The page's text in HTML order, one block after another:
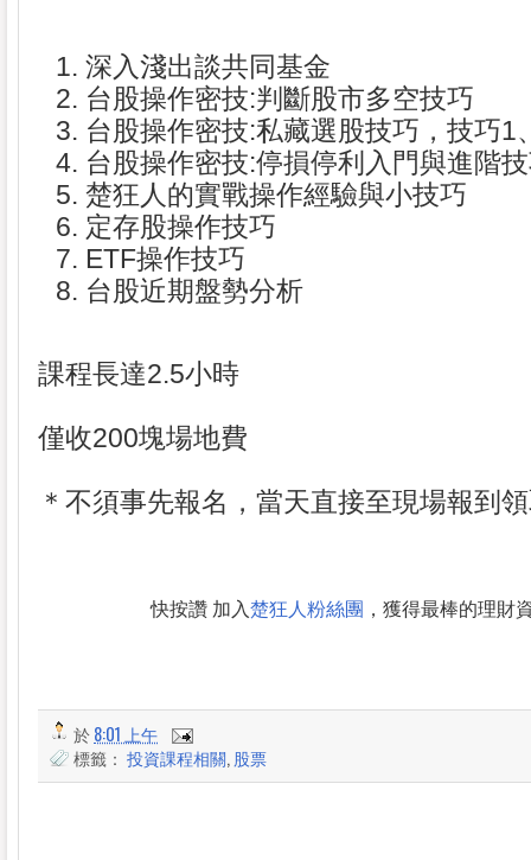
深入淺出談共同基金
台股操作密技:判斷股市多空技巧
台股操作密技:私藏選股技巧，技巧1
台股操作密技:停損停利入門與進階
楚狂人的實戰操作經驗與小技巧
定存股操作技巧
ETF操作技巧
台股近期盤勢分析
課程長達2.5小時
僅收200塊場地費
＊不須事先報名，當天直接至現場報到
快按讚 加入楚狂人粉絲團 ，獲得最棒的理財
於8:01 上午
標籤： 投資課程相關,股票